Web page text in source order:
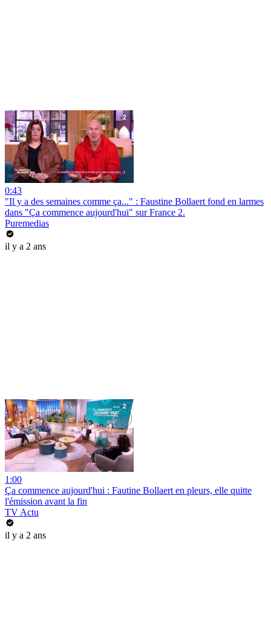
0:43
"Il y a des semaines comme ça..." : Faustine Bollaert fond en larmes
dans "Ça commence aujourd'hui" sur France 2.
Puremedias
il y a 2 ans
1:00
Ça commence aujourd'hui : Fautine Bollaert en pleurs, elle quitte
l'émission avant la fin
TV Actu
il y a 2 ans